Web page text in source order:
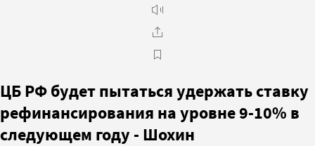
ЦБ РФ будет пытаться удержать ставку
рефинансирования на уровне 9-10% в
следующем году - Шохин